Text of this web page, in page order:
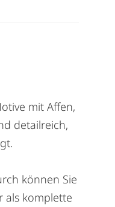
mit Affen,
detailreich,
können Sie
als komplette